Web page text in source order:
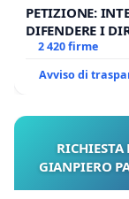
PETIZIONE:
DIFENDERE I
UDG)
2 420 firme
Avviso di
GIANPIERO